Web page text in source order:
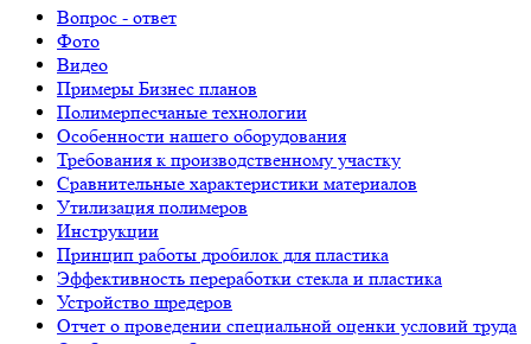
Вопрос - ответ
Фото
Видео
Примеры Бизнес планов
Полимерпесчаные технологии
Особенности нашего оборудования
Требования к производственному участку
Сравнительные характеристики материалов
Утилизация полимеров
Инструкции
Принцип работы дробилок для пластика
Эффективность переработки стекла и пластика
Устройство шредеров
Отчет о проведении специальной оценки условий труда